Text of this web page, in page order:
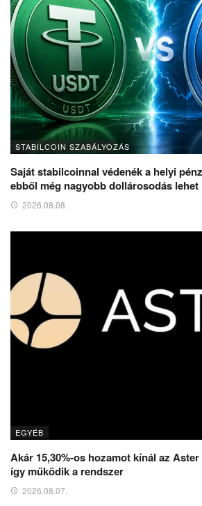
STABILCOIN SZABÁLYOZÁS
Saját stabilcoinnal védenék a helyi
ebből még nagyobb dollárosodás lehet
2026.08.08.
EGYÉB
Akár 15,30%-os hozamot kínál az
így működik a rendszer
2026.08.07.